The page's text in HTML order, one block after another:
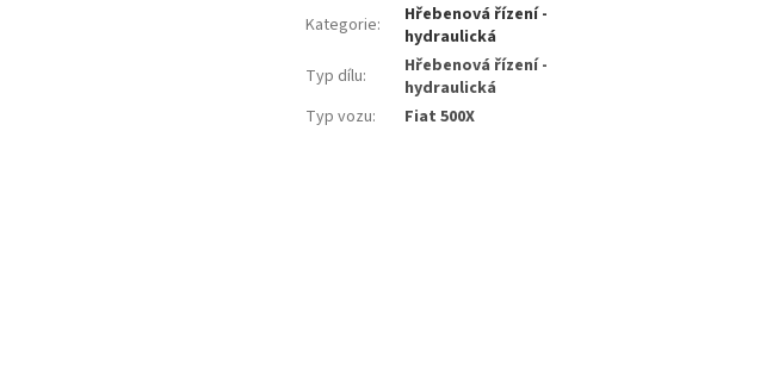
Kategorie:
Hřebenová řízení -
hydraulická
Typ dílu:
Hřebenová řízení -
hydraulická
Typ vozu: Fiat 500X